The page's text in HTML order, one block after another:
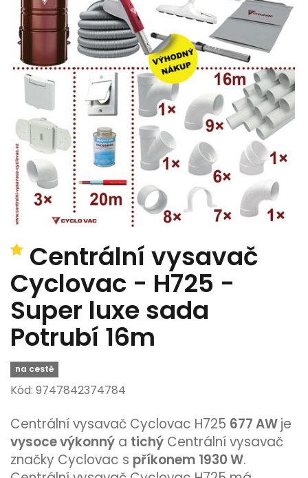
Centrální vysavač
Cyclovac - H725 -
Super luxe sada
Potrubí 16m
na cestě
Kód: 9747842374784
Centrální vysavač Cyclovac H725 677 AWje
vysoce výkonný a tichý Centrální vysavač
značky Cyclovac s příkonem 1930 W.